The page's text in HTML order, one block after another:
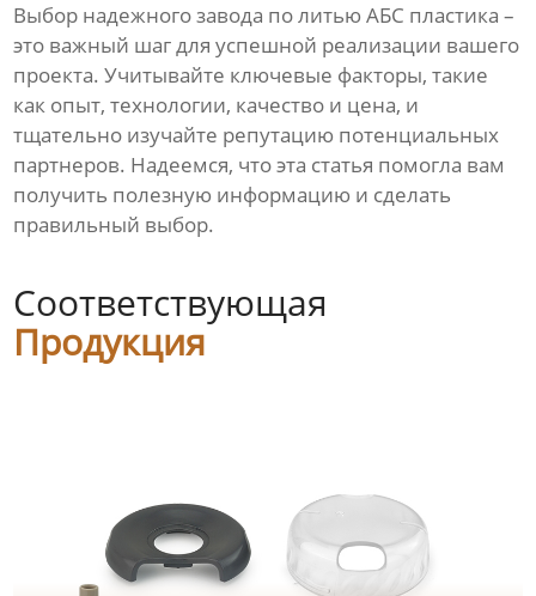
Выбор надежного завода политью АБС пластика –
это важный шаг для успешной реализации вашего
проекта. Учитывайте ключевые факторы, такие
как опыт, технологии, качество и цена, и
тщательно изучайте репутацию потенциальных
партнеров. Надеемся, что эта статья помогла вам
получить полезную информацию и сделать
правильный выбор.
Соответствующая
Продукция